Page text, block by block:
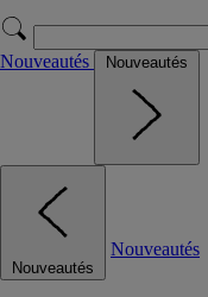
Nouveautés Nouveautés
Nouveautés
Nouveautés